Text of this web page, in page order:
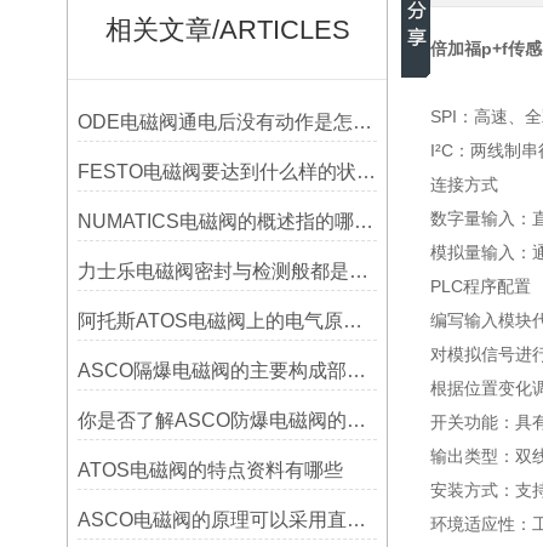
相关文章/ARTICLES
ODE电磁阀通电后没有动作是怎么回事？
FESTO电磁阀要达到什么样的状况才会正常工作？
NUMATICS电磁阀的概述指的哪些方面的参数？
力士乐电磁阀密封与检测般都是以哪些为重要
阿托斯ATOS电磁阀上的电气原理图每个图标都表示些什么意思？
ASCO隔爆电磁阀的主要构成部件与相应作用？
你是否了解ASCO防爆电磁阀的工作原理
ATOS电磁阀的特点资料有哪些
ASCO电磁阀的原理可以采用直接和导两种方式
倍加福p+f传
SPI：高速、
I²C：两线制
连接方式
数字量输入：
模拟量输入：
PLC程序配置
编写输入模块
对模拟信号进
根据位置变化
开关功能：具
输出类型：双
安装方式：支
环境适应性：